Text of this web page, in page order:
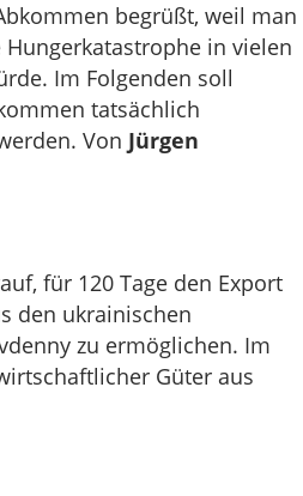
begrüßt, weil man
in vielen
Im Folgenden soll
tatsächlich
Von Jürgen
für 120 Tage den Export
den ukrainischen
zu ermöglichen. Im
Güter aus